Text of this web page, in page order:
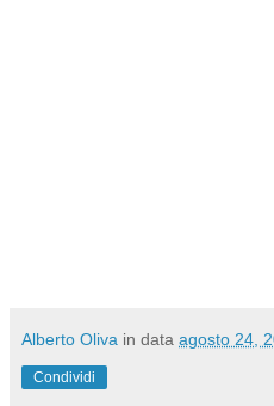
Alberto Oliva in data agosto 24,
Condividi